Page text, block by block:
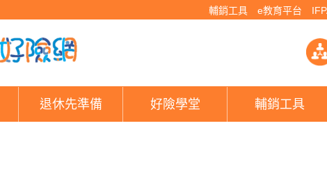
輔銷工具 e教育平台
標靶藥物再進化 十幾種癌症療效達78%- PHEW!好險
退休先準備 好險學堂 輔銷工具